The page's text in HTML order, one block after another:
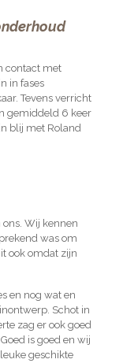
contact met
in fases
Tevens verricht
gemiddeld 6 keer
blij met Roland
Wij kennen
was om
ook omdat zijn
en nog wat en
Schot in
zag er ook goed
is goed en wij
geschikte